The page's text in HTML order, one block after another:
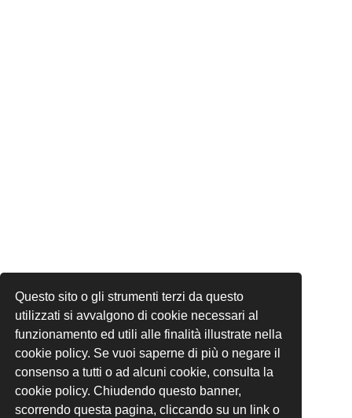
Questo sito o gli strumenti terzi da questo
utilizzati si avvalgono di cookie necessari al
funzionamento ed utili alle finalità illustrate nella
cookie policy. Se vuoi saperne di più o negare il
consenso a tutti o ad alcuni cookie, consulta la
cookie policy. Chiudendo questo banner,
scorrendo questa pagina, cliccando su un link o